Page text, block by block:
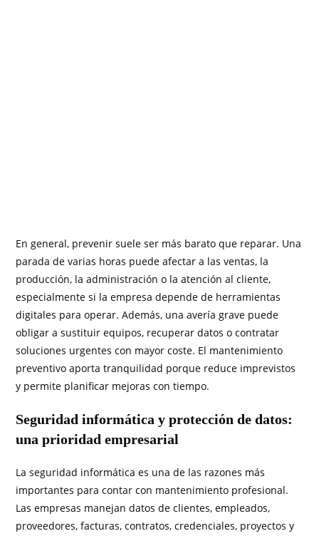
En general, prevenir suele ser más barato que reparar. Una
parada de varias horas puede afectar a las ventas, la
producción, la administración o la atención al cliente,
especialmente si la empresa depende de herramientas
digitales para operar. Además, una avería grave puede
obligar a sustituir equipos, recuperar datos o contratar
soluciones urgentes con mayor coste. El mantenimiento
preventivo aporta tranquilidad porque reduce imprevistos
y permite planificar mejoras con tiempo.
Seguridad informática y protección de datos:
una prioridad empresarial
La seguridad informática es una de las razones más
importantes para contar con mantenimiento profesional.
Las empresas manejan datos de clientes, empleados,
proveedores, facturas, contratos, credenciales, proyectos y